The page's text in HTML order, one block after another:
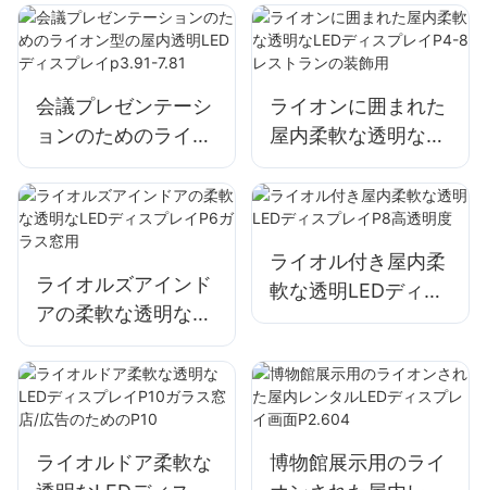
イP3.91-7.81マーケ
ット/ウィンドウの
フルカラー
会議プレゼンテーシ
ョンのためのライオ
ン型の屋内透明LED
ディスプレイp3.91-
7.81
ライオンに囲まれた
屋内柔軟な透明な
LEDディスプレイ
P4-8レストランの
装飾用
ライオルズアインド
アの柔軟な透明な
LEDディスプレイP6
ガラス窓用
ライオル付き屋内柔
軟な透明LEDディス
プレイP8高透明度
ライオルドア柔軟な
博物館展示用のライ